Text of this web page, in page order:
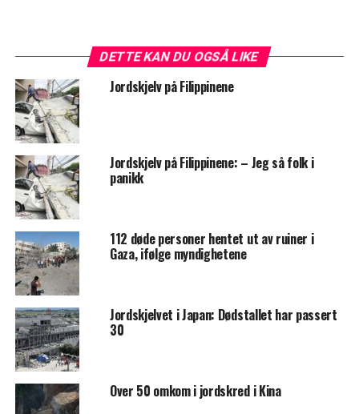
DETTE KAN DU OGSÅ LIKE
Jordskjelv på Filippinene
Jordskjelv på Filippinene: – Jeg så folk i
panikk
112 døde personer hentet ut av ruiner i
Gaza, ifølge myndighetene
Jordskjelvet i Japan: Dødstallet har passert
30
Over 50 omkom i jordskred i Kina